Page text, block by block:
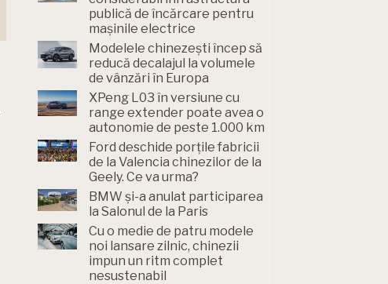
publică de încărcare pentru
mașinile electrice
Modelele chinezești încep să
reducă decalajul la volumele
de vânzări în Europa
XPeng L03 în versiune cu
range extender poate avea o
autonomie de peste 1.000 km
Ford deschide porțile fabricii
de la Valencia chinezilor de la
Geely. Ce va urma?
BMW și-a anulat participarea
la Salonul de la Paris
Cu o medie de patru modele
noi lansare zilnic, chinezii
impun un ritm complet
nesustenabil